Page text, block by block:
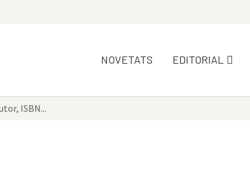
NOVETATS EDITORIAL